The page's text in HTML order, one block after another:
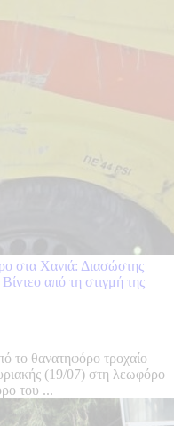
στα Χανιά: Διασώστης
από τη στιγμή της
το θανατηφόρο τροχαίο
(19/07) στη λεωφόρο
του ...